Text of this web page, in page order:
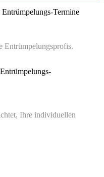
Entrümpelungsprofis.
Ihre individuellen